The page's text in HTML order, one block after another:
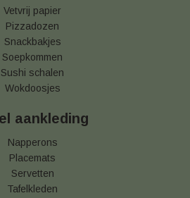
Vetvrij papier
Pizzadozen
Snackbakjes
Soepkommen
Sushi schalen
Wokdoosjes
aankleding
Napperons
Placemats
Servetten
Tafelkleden